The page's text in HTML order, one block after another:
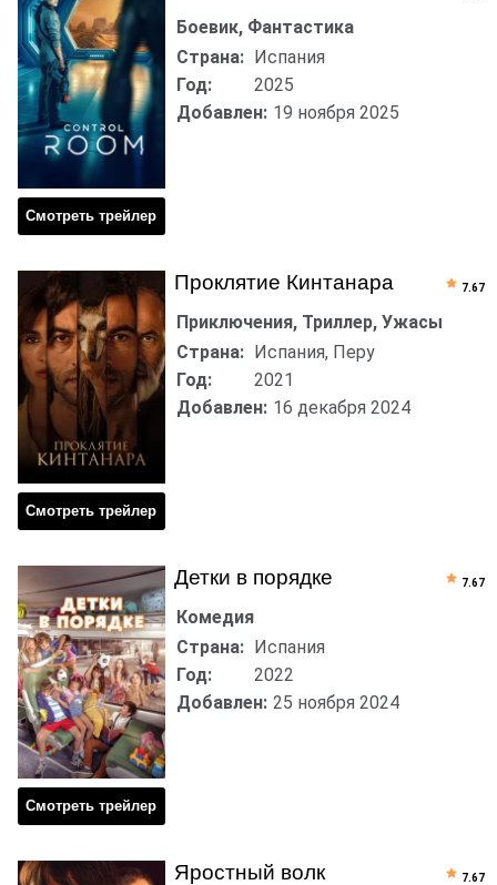
Смотреть трейлер
Боевик, Фантастика
Страна: Испания
Год:
2025
Добавлен: 19 ноября 2025
Проклятие Кинтанара
Смотреть трейлер
Приключения, Триллер, Ужасы
Страна: Испания, Перу
Год:
2021
Добавлен: 16 декабря 2024
7.67
Детки в порядке
Смотреть трейлер
Комедия
Страна: Испания
Год:
2022
Добавлен: 25 ноября 2024
7.67
Яростный волк 7.67